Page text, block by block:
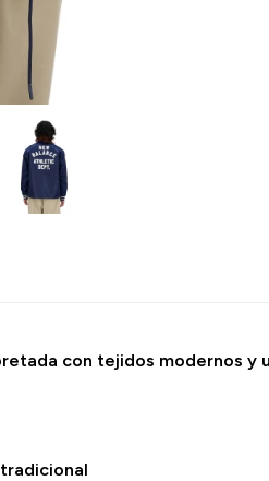
con tejidos modernos y